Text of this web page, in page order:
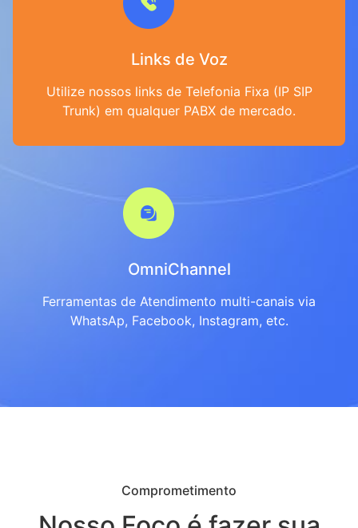
Links de Voz
Utilize nossos links de Telefonia Fixa (IP SIP
Trunk) em qualquer PABX de mercado.
OmniChannel
Ferramentas de Atendimento multi-canais via
WhatsAp, Facebook, Instagram, etc.
Comprometimento